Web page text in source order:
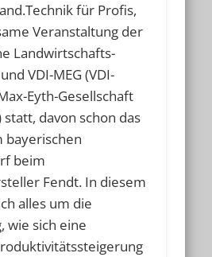
für Profis,
Veranstaltung der
Landwirtschafts-
VDI-MEG (VDI-
Eyth-Gesellschaft
davon schon das
bayerischen
beim
Fendt. In diesem
alles um die
wie sich eine